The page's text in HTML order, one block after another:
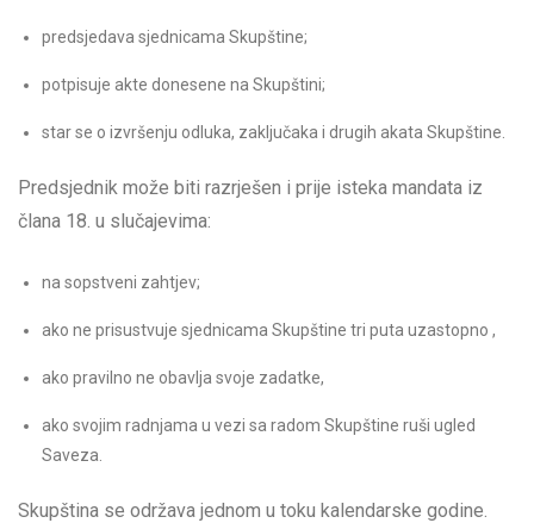
predsjedava sjednicama Skupštine;
potpisuje akte donesene na Skupštini;
star se o izvršenju odluka, zaključaka i drugih akata Skupštine.
Predsjednik može biti razrješen i prije isteka mandata iz
člana 18. u slučajevima:
na sopstveni zahtjev;
ako ne prisustvuje sjednicama Skupštine tri puta uzastopno ,
ako pravilno ne obavlja svoje zadatke,
ako svojim radnjama u vezi sa radom Skupštine ruši ugled
Saveza.
Skupština se održava jednom u toku kalendarske godine.